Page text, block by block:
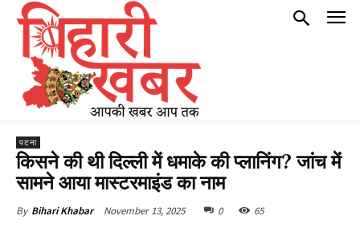
पटना
किसने की थी दिल्ली में धमाके की प्लानिंग? जांच में
सामने आया मास्टरमाइंड का नाम
By Bihari Khabar November 13, 2025 0 65